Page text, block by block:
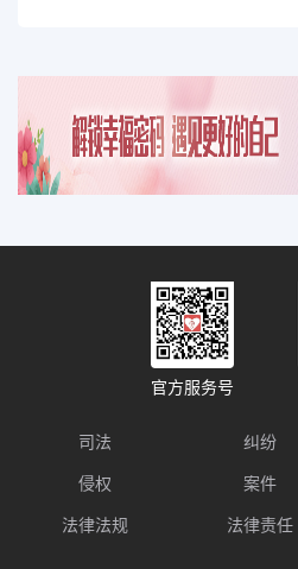
官方服务号
司法 纠纷
侵权 案件
法律法规 法律责任